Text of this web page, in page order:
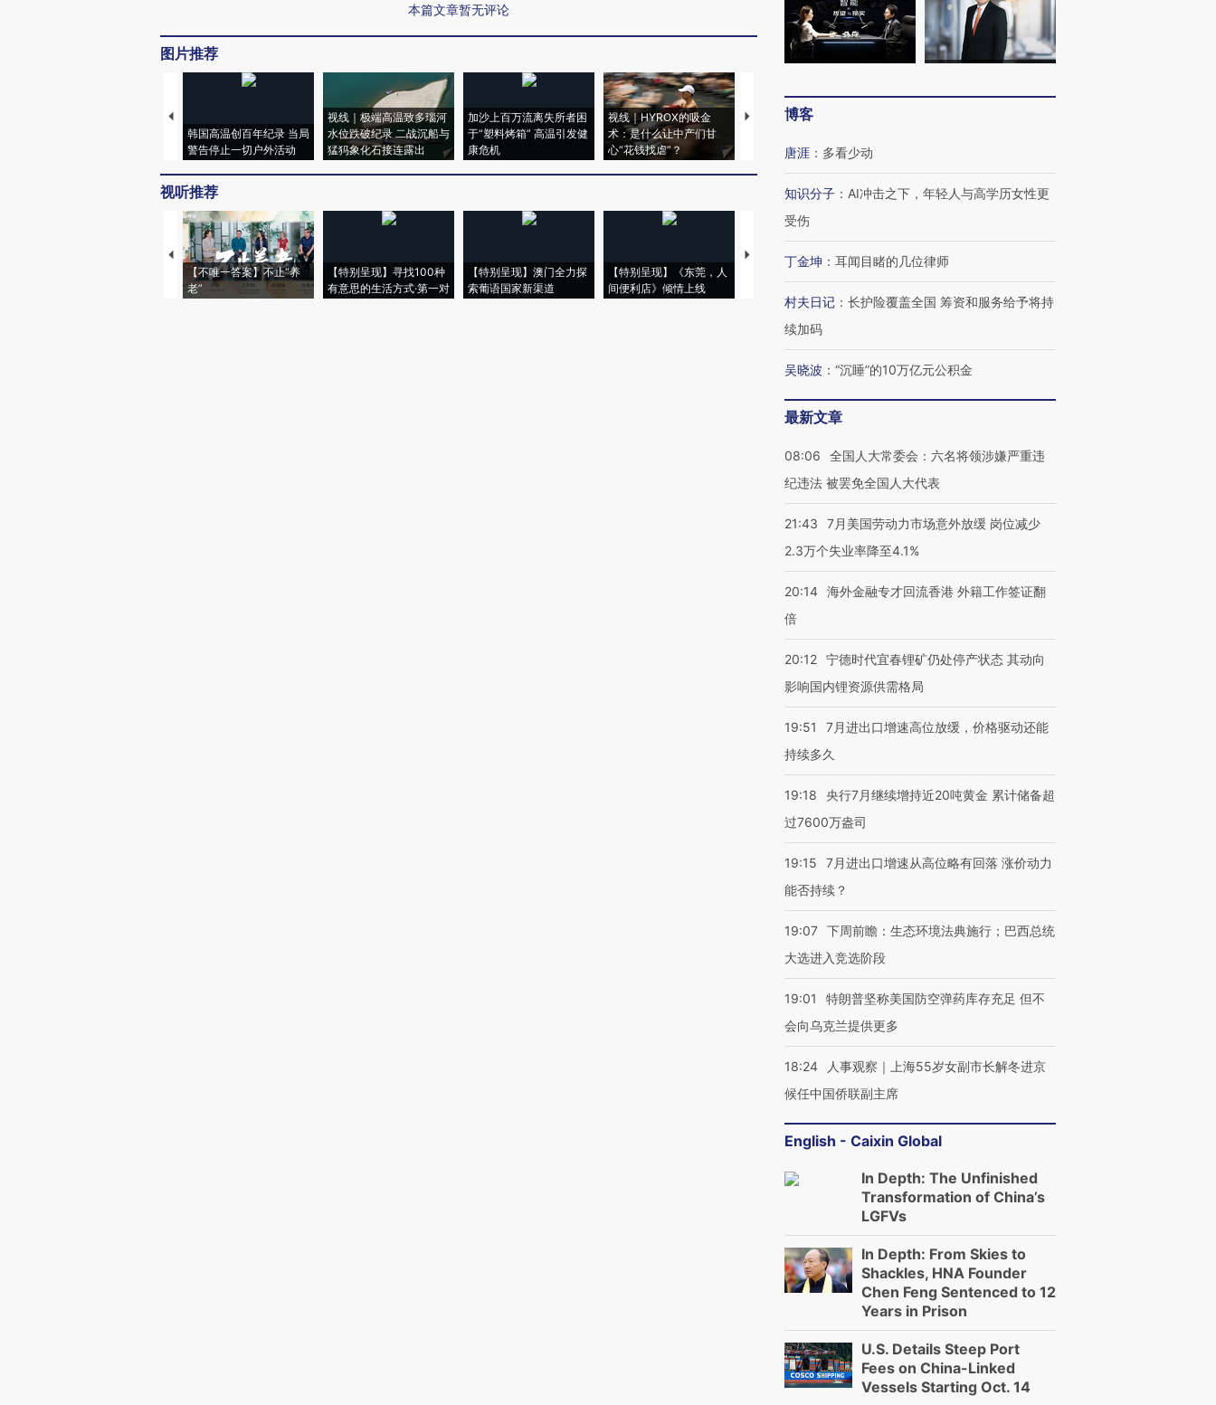
本篇文章暂无评论
图片推荐
韩国高温创百年纪录 当局
警告停止一切户外活动
视线｜极端高温致多瑙河
水位跌破纪录 二战沉船与
猛犸象化石接连露出
加沙上百万流离失所者困
于“塑料烤箱” 高温引发健
康危机
视线｜HYROX的吸金
术：是什么让中产们甘
心“花钱找虐”？
马航飞行员跨国走私7万
视听推荐
【不唯一答案】不止“养
老”
【特别呈现】寻找100种
有意思的生活方式·第一对
【特别呈现】澳门全力探
索葡语国家新渠道
【特别呈现】《东莞，人
间便利店》倾情上线
【推广】走进第四届链博
会，让数智科技“链”接产
【特别呈现】寻找100种
博客
唐涯 ： 多看少动
知识分子 ： AI冲击之下，年轻人与高学历女性更
受伤
丁金坤 ： 耳闻目睹的几位律师
村夫日记 ： 长护险覆盖全国 筹资和服务给予将持
续加码
吴晓波 ： “沉睡”的10万亿元公积金
最新文章
08:06
全国人大常委会：六名将领涉嫌严重违
纪违法 被罢免全国人大代表
21:43
7月美国劳动力市场意外放缓 岗位减少
2.3万个失业率降至4.1%
20:14 海外金融专才回流香港 外籍工作签证翻
倍
20:12 宁德时代宜春锂矿仍处停产状态 其动向
影响国内锂资源供需格局
19:51
7月进出口增速高位放缓，价格驱动还能
持续多久
19:18
央行7月继续增持近20吨黄金 累计储备超
过7600万盎司
19:15
7月进出口增速从高位略有回落 涨价动力
能否持续？
19:07 下周前瞻：生态环境法典施行；巴西总统
大选进入竞选阶段
19:01
特朗普坚称美国防空弹药库存充足 但不
会向乌克兰提供更多
18:24
人事观察｜上海55岁女副市长解冬进京
候任中国侨联副主席
English - Caixin Global
In Depth: The Unfinished
Transformation of China’s
LGFVs
In Depth: From Skies to
Shackles, HNA Founder
Chen Feng Sentenced to 12
Years in Prison
U.S. Details Steep Port
Fees on China-Linked
Vessels Starting Oct. 14